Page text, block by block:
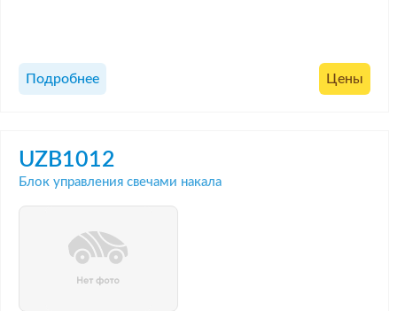
Подробнее Цены
UZB1012
Блок управления свечами накала